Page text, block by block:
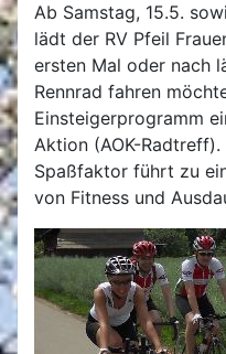
Ab Samstag, 15.5.
lädt der RV Pfeil
ersten Mal oder nach
Rennrad fahren
Einsteigerprogramm
Aktion (AOK-
Spaßfaktor führt zu
von Fitness und